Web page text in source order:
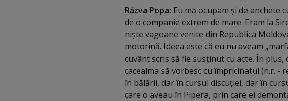
Răzva Popa: Eu mă ocupam şi de anchete
de o companie extrem de mare. Eram la
nişte vagoane venite din Republica
motorină. Ideea este că eu nu aveam
cuvânt scris să fie susţinut cu acte. În plus,
cacealma să vorbesc cu împricinatul (n.r. -
în bălării, dar în cursul discuţiei, dar în
care o aveau în Pipera, prin care ei